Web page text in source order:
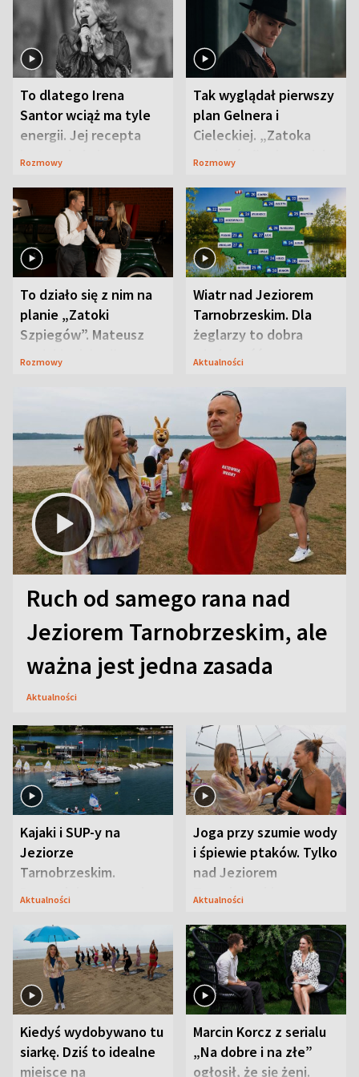
To dlatego Irena
Santor wciąż ma tyle
energii. Jej recepta
jest zaskakująco
Rozmowy
Tak wyglądał pierwszy
plan Gelnera i
Cieleckiej. „Zatoka
szpiegów” od razu ich
Rozmowy
To działo się z nim na
planie „Zatoki
Szpiegów”. Mateusz
Janicki odsłonił
Rozmowy
Wiatr nad Jeziorem
Tarnobrzeskim. Dla
żeglarzy to dobra
wiadomość
Aktualności
Ruch od samego rana nad
Jeziorem Tarnobrzeskim, ale
ważna jest jedna zasada
Aktualności
Kajaki i SUP-y na
Jeziorze
Tarnobrzeskim.
Przyrodnicy zwracają
Aktualności
Joga przy szumie wody
i śpiewie ptaków. Tylko
nad Jeziorem
Tarnobrzeskim
Aktualności
Kiedyś wydobywano tu
siarkę. Dziś to idealne
miejsce na
Marcin Korcz z serialu
„Na dobre i na złe”
ogłosił, że się żeni.